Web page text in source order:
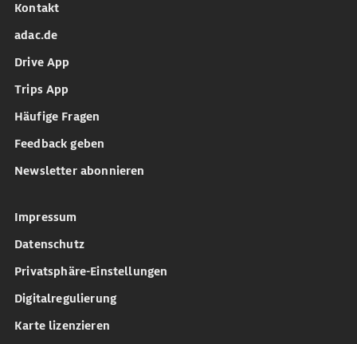
Kontakt
adac.de
Drive App
Trips App
Häufige Fragen
Feedback geben
Newsletter abonnieren
Impressum
Datenschutz
Privatsphäre-Einstellungen
Digitalregulierung
Karte lizenzieren